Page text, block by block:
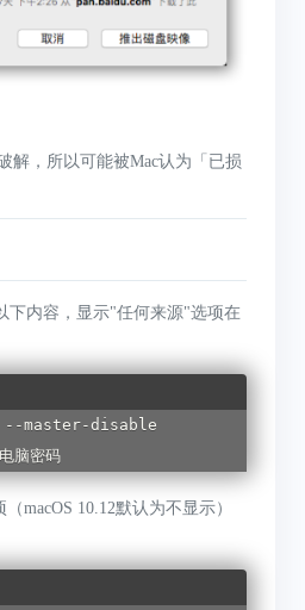
解，所以可能被Mac认为「已损
下内容，显示"任何来源"选项在
master-disable
脑密码
macOS 10.12默认为不显示）